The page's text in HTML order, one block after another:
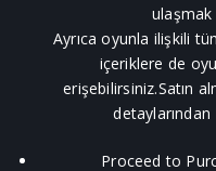
ulaşmak
Ayrıca oyunla ilişkili
içeriklere de
erişebilirsiniz.Satın
detaylarından
Proceed to